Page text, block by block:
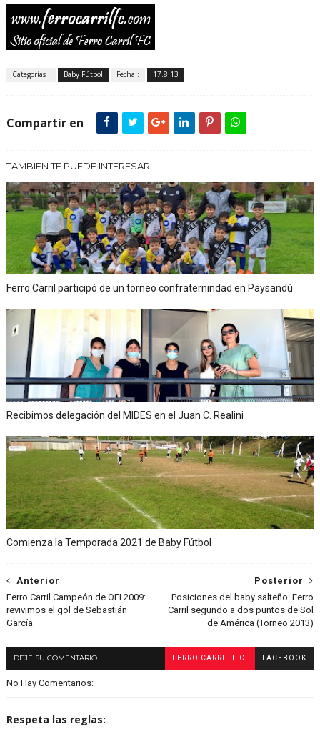
Categorías : Baby Fútbol Fecha : 17.8.13
Compartir en
TAMBIÉN TE PUEDE INTERESAR
Ferro Carril participó de un torneo confraternindad en Paysandú
Recibimos delegación del MIDES en el Juan C. Realini
Comienza la Temporada 2021 de Baby Fútbol
Posterior
Posiciones del baby salteño: Ferro
Carril segundo a dos puntos de Sol
de América (Torneo 2013)
Anterior
Ferro Carril Campeón de OFI 2009:
revivimos el gol de Sebastián
García
DEJE SU COMENTARIO FERRO CARRIL F.C. FACEBOOK
No Hay Comentarios:
Respeta las reglas: